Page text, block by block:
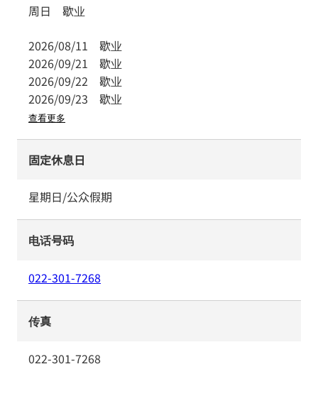
周日 歇业
2026/08/11 歇业
2026/09/21 歇业
2026/09/22 歇业
2026/09/23 歇业
查看更多
固定休息日
星期日/公众假期
电话号码
022-301-7268
传真
022-301-7268